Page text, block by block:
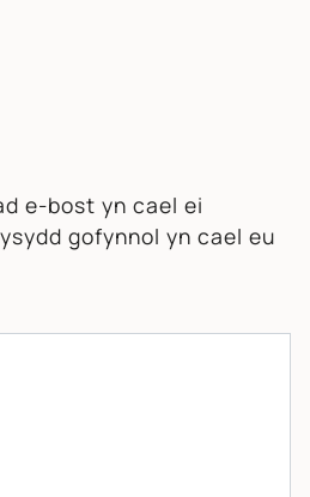
e-bost yn cael ei
gofynnol yn cael eu